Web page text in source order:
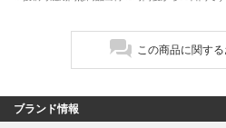
この商品に関す
ブランド情報